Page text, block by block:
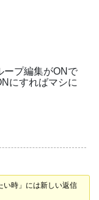
ープ編集がONで
にすればマシに
い時」には新しい返信